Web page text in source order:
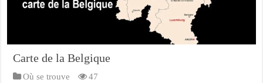
Carte de la Belgique
Où se trouve 47